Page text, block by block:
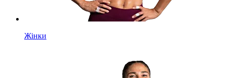
Жінки